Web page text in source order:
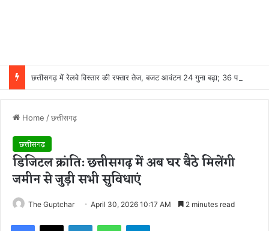
छत्तीसगढ़ में रेलवे विस्तार की रफ्तार तेज, बजट आवंटन 24 गुना बढ़ा; 36 परियोजनाओं पर चल रहा काम
Home /छत्तीसगढ़
छत्तीसगढ़
डिजिटल क्रांति: छत्तीसगढ़ में अब घर बैठे मिलेंगी
जमीन से जुड़ी सभी सुविधाएं
The Guptchar April 30, 2026 10:17 AM 2 minutes read